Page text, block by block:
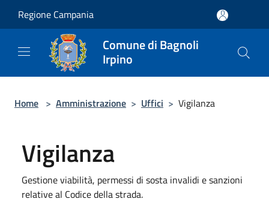
Regione Campania
Comune di Bagnoli
Irpino
Home > Amministrazione > Uffici > Vigilanza
Vigilanza
Gestione viabilità, permessi di sosta invalidi e sanzioni
relative al Codice della strada.